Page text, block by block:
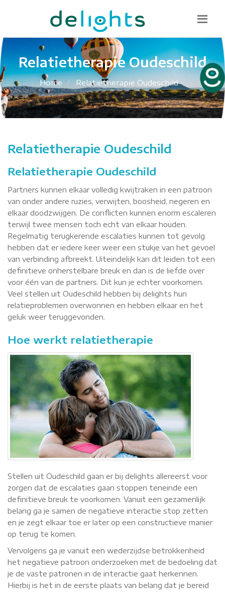
085 130 1482
info@delights.nu
Relatietherapie Oudeschild
Home Relatietherapie Oudeschild
Relatietherapie Oudeschild
Relatietherapie Oudeschild
Partners kunnen elkaar volledig kwijtraken in een patroon
van onder andere ruzies, verwijten, boosheid, negeren en
elkaar doodzwijgen. De conflicten kunnen enorm escaleren
terwijl twee mensen toch echt van elkaar houden.
Regelmatig terugkerende escalaties kunnen tot gevolg
hebben dat er iedere keer weer een stukje van het gevoel
van verbinding afbreekt. Uiteindelijk kan dit leiden tot een
definitieve onherstelbare breuk en dan is de liefde over
voor één van de partners. Dit kun je echter voorkomen.
Veel stellen uit Oudeschild hebben bij delights hun
relatieproblemen overwonnen en hebben elkaar en het
geluk weer teruggevonden.
Hoe werkt relatietherapie
Stellen uit Oudeschild gaan er bij delights allereerst voor
zorgen dat de escalaties gaan stoppen teneinde een
definitieve breuk te voorkomen. Vanuit een gezamenlijk
belang ga je samen de negatieve interactie stop zetten
en je zegt elkaar toe er later op een constructieve manier
op terug te komen.
Vervolgens ga je vanuit een wederzijdse betrokkenheid
het negatieve patroon onderzoeken met de bedoeling dat
je de vaste patronen in de interactie gaat herkennen.
Hierbij is het in de eerste plaats van belang dat je bereid